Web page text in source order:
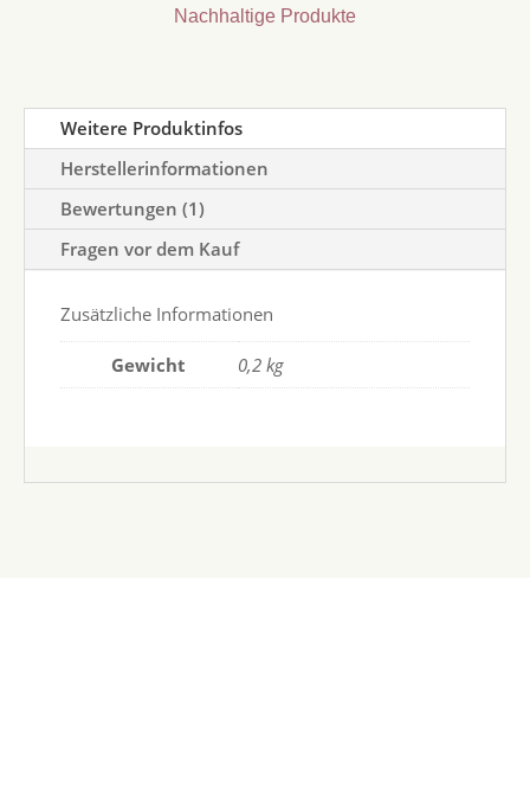
Nachhaltige Produkte
Weitere Produktinfos
Herstellerinformationen
Bewertungen (1)
Fragen vor dem Kauf
Zusätzliche Informationen
Gewicht 0,2 kg